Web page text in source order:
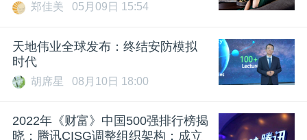
郑佳美 05月09日 15:54
天地伟业全球发布：终结安防模拟
时代
胡席星 08月10日 18:00
2022年《财富》中国500强排行榜揭
晓；腾讯CISG调整组织架构：成立